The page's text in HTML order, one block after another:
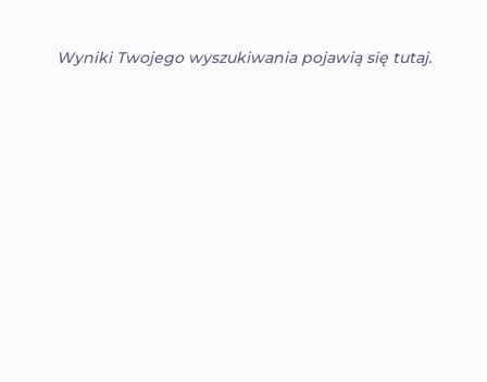
Wyniki Twojego wyszukiwania pojawią się tutaj.